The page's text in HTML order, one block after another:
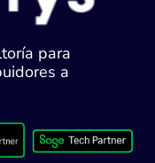
para
a